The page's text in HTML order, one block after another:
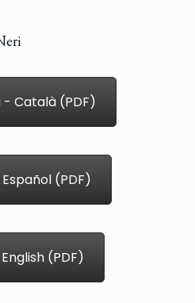
Català (PDF)
(PDF)
(PDF)